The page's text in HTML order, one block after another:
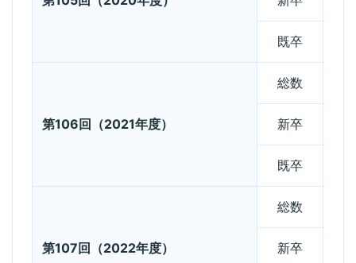
既卒
第106回（2021年度）
総数
新卒
既卒
第107回（2022年度）
総数
新卒